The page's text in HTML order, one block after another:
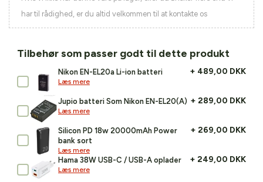
har til rådighed, er du altid velkommen til at kontakte os
Tilbehør som passer godt til dette produkt
Nikon EN-EL20a Li-ion batteri
Læs mere
+ 489,00 DKK
Jupio batteri Som Nikon EN-EL20(A)
Læs mere
+ 289,00 DKK
Silicon PD 18w 20000mAh Power
bank sort
Læs mere
+ 269,00 DKK
Hama 38W USB-C / USB-A oplader
Læs mere
+ 249,00 DKK